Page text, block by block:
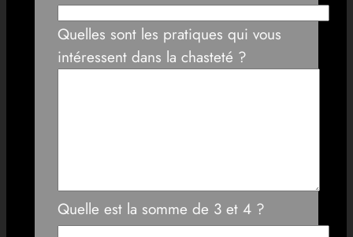
Quelles sont les pratiques qui vous
intéressent dans la chasteté ?
Quelle est la somme de 3 et 4 ?